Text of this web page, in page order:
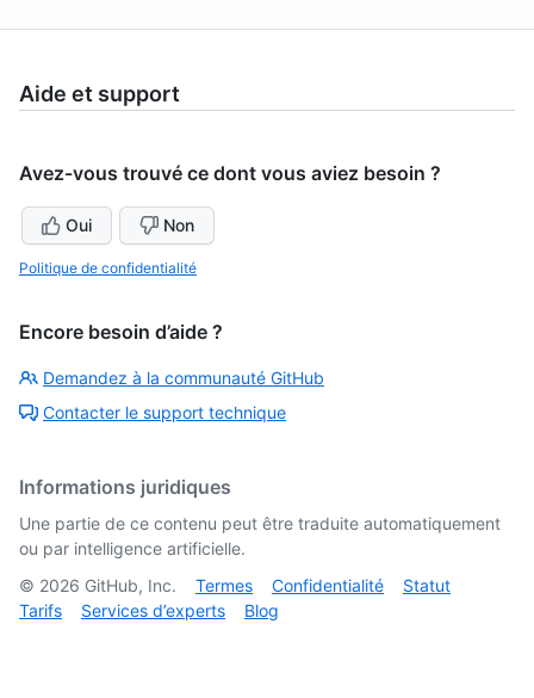
Aide et support
Avez-vous trouvé ce dont vous aviez besoin ?
Oui Non
Politique de confidentialité
Encore besoin d’aide ?
Demandez à la communauté GitHub
Contacter le support technique
Informations juridiques
Une partie de ce contenu peut être traduite automatiquement
ou par intelligence artificielle.
© 2026 GitHub, Inc. Termes Confidentialité
Statut
Tarifs
Services d’experts Blog